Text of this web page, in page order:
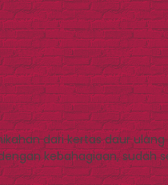
dari kertas daur
kebahagiaan,